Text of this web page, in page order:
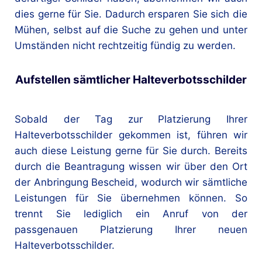
dies gerne für Sie. Dadurch ersparen Sie sich die
Mühen, selbst auf die Suche zu gehen und unter
Umständen nicht rechtzeitig fündig zu werden.
Aufstellen sämtlicher Halteverbotsschilder
Sobald der Tag zur Platzierung Ihrer
Halteverbotsschilder gekommen ist, führen wir
auch diese Leistung gerne für Sie durch. Bereits
durch die Beantragung wissen wir über den Ort
der Anbringung Bescheid, wodurch wir sämtliche
Leistungen für Sie übernehmen können. So
trennt Sie lediglich ein Anruf von der
passgenauen Platzierung Ihrer neuen
Halteverbotsschilder.